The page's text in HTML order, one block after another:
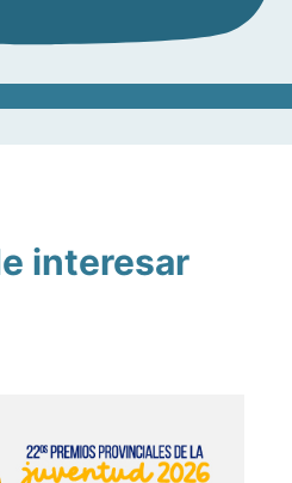
interesar